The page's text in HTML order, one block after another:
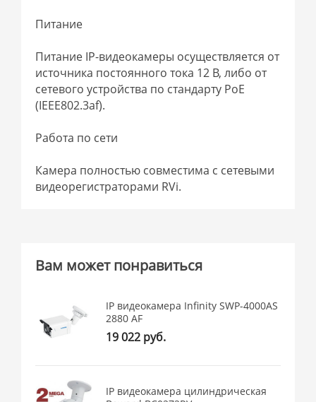
Питание
Питание IP-видеокамеры осуществляется от
источника постоянного тока 12 В, либо от
сетевого устройства по стандарту PoE
(IEEE802.3af).
Работа по сети
Камера полностью совместима с сетевыми
видеорегистраторами RVi.
Вам может понравиться
IP видеокамера Infinity SWP-4000AS
2880 AF
19 022 руб.
IP видеокамера цилиндрическая